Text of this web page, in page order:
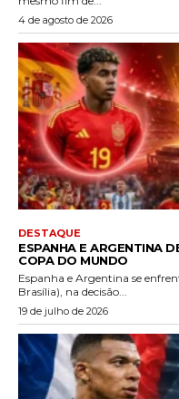
4 de agosto de 2026
DESTAQUE
ESPANHA E ARGENTINA
COPA DO MUNDO
Espanha e Argentina se
Brasília), na decisão...
19 de julho de 2026